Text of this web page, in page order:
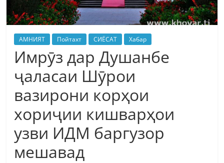
АМНИЯТ Пойтахт СИЁСАТ Хабар
Имрӯз дар Душанбе
ҷаласаи Шӯрои
вазирони корҳои
хориҷии кишварҳои
узви ИДМ баргузор
мешавад